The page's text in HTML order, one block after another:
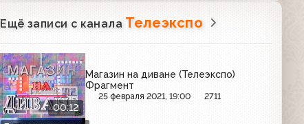
Ещё записи с канала Телеэкспо
00:12
Магазин на диване (Телеэкспо)
Фрагмент
25 февраля 2021, 19:00 2711